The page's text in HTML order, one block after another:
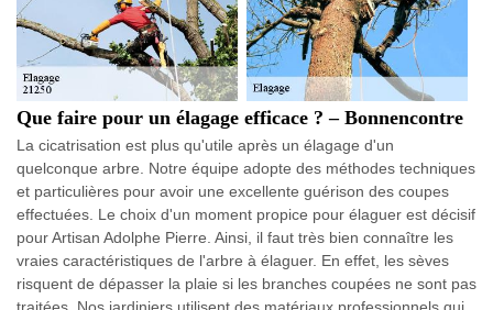
Que faire pour un élagage efficace ? – Bonnencontre
La cicatrisation est plus qu'utile après un élagage d'un
quelconque arbre. Notre équipe adopte des méthodes techniques
et particulières pour avoir une excellente guérison des coupes
effectuées. Le choix d'un moment propice pour élaguer est décisif
pour Artisan Adolphe Pierre. Ainsi, il faut très bien connaître les
vraies caractéristiques de l'arbre à élaguer. En effet, les sèves
risquent de dépasser la plaie si les branches coupées ne sont pas
traitées. Nos jardiniers utilisent des matériaux professionnels qui